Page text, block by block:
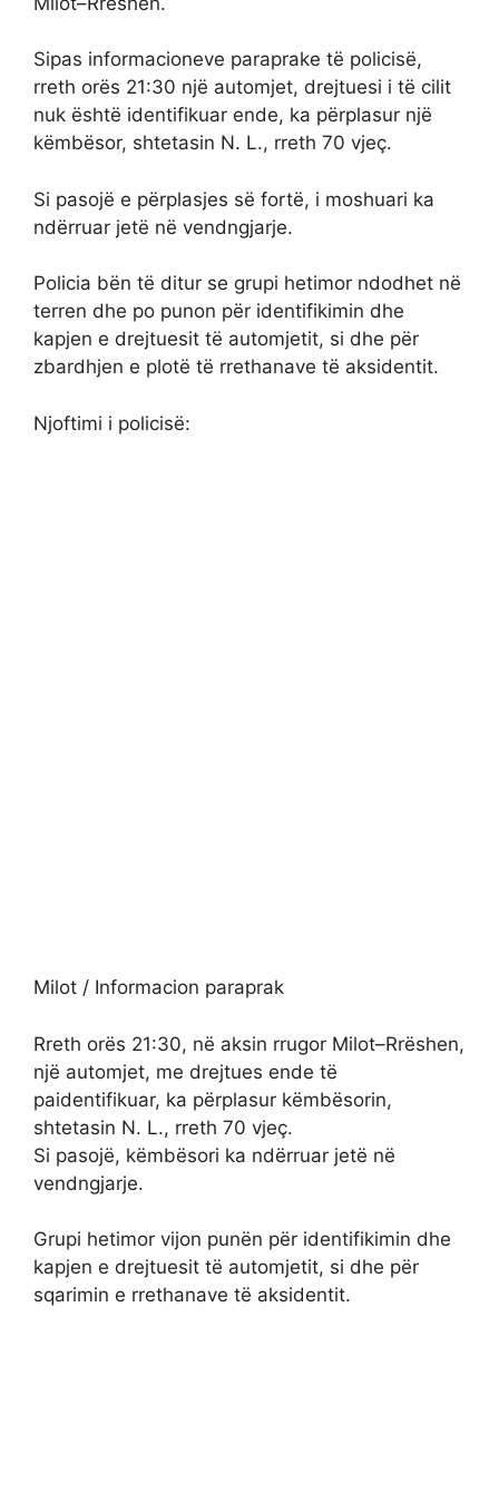
Sipas informacioneve paraprake të policisë,
rreth orës 21:30 një automjet, drejtuesi i të cilit
nuk është identifikuar ende, ka përplasur një
këmbësor, shtetasin N. L., rreth 70 vjeç.
Si pasojë e përplasjes së fortë, i moshuari ka
ndërruar jetë në vendngjarje.
Policia bën të ditur se grupi hetimor ndodhet në
terren dhe po punon për identifikimin dhe
kapjen e drejtuesit të automjetit, si dhe për
zbardhjen e plotë të rrethanave të aksidentit.
Njoftimi i policisë:
Milot / Informacion paraprak
Rreth orës 21:30, në aksin rrugor Milot–Rrëshen,
një automjet, me drejtues ende të
paidentifikuar, ka përplasur këmbësorin,
shtetasin N. L., rreth 70 vjeç.
Si pasojë, këmbësori ka ndërruar jetë në
vendngjarje.
Grupi hetimor vijon punën për identifikimin dhe
kapjen e drejtuesit të automjetit, si dhe për
sqarimin e rrethanave të aksidentit.